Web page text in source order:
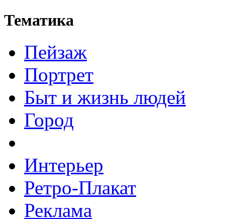
Тематика
Пейзаж
Портрет
Быт и жизнь людей
Город
Интерьер
Ретро-Плакат
Реклама